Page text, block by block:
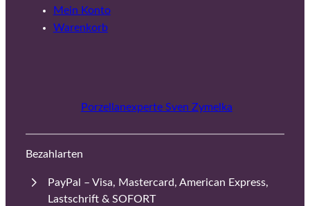
Mein Konto
Warenkorb
Porzellanexperte Sven Zymelka
Bezahlarten
PayPal – Visa, Mastercard, American Express,
Lastschrift & SOFORT